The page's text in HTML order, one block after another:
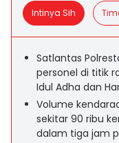
Intinya Sih
Satlantas
personel di titik
Idul Adha dan
Volume
sekitar 90 ribu
dalam tiga jam